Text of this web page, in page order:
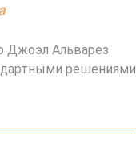
Джоэл Альварез
решениями